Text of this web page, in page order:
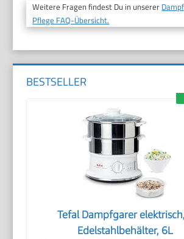
Weitere Fragen findest Du in unserer
Pflege FAQ-Übersicht.
BESTSELLER
Tefal Dampfgarer
Edelstahlbehälter, 6L